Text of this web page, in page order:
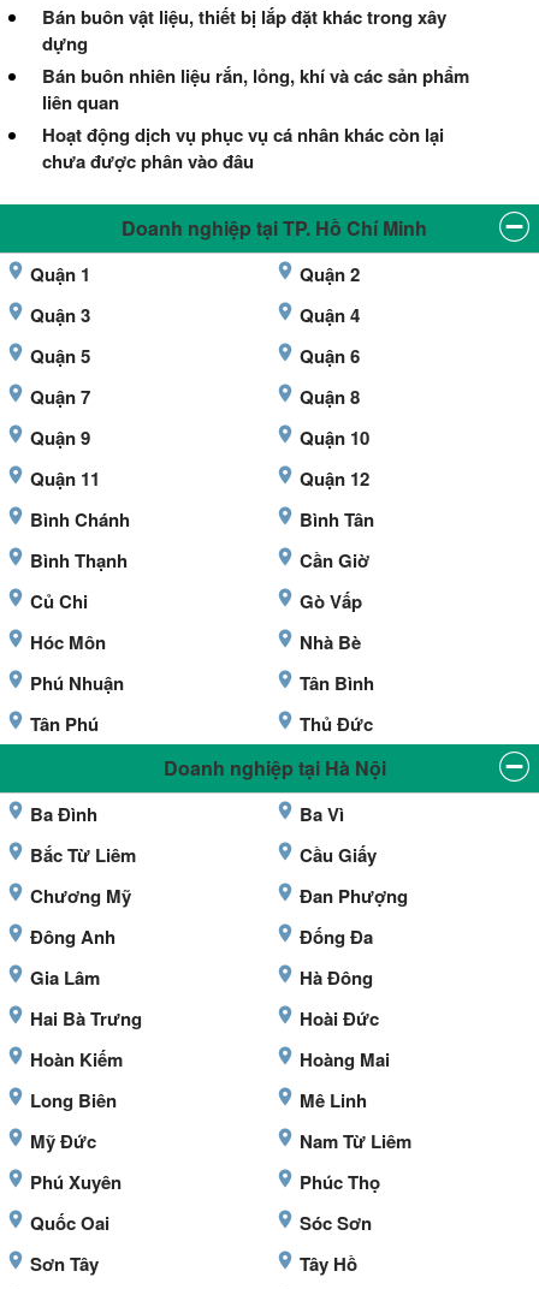
Bán buôn vật liệu, thiết bị lắp đặt khác trong xây
dựng
Bán buôn nhiên liệu rắn, lỏng, khí và các sản phẩm
liên quan
Hoạt động dịch vụ phục vụ cá nhân khác còn lại
chưa được phân vào đâu
Doanh nghiệp tại TP. Hồ Chí Minh
Quận 1
Quận 2
Quận 3
Quận 4
Quận 5
Quận 6
Quận 7
Quận 8
Quận 9
Quận 10
Quận 11
Quận 12
Bình Chánh
Bình Tân
Bình Thạnh
Cần Giờ
Củ Chi
Gò Vấp
Hóc Môn
Nhà Bè
Phú Nhuận
Tân Bình
Tân Phú
Thủ Đức
Doanh nghiệp tại Hà Nội
Ba Đình
Ba Vì
Bắc Từ Liêm
Cầu Giấy
Chương Mỹ
Đan Phượng
Đông Anh
Đống Đa
Gia Lâm
Hà Đông
Hai Bà Trưng
Hoài Đức
Hoàn Kiếm
Hoàng Mai
Long Biên
Mê Linh
Mỹ Đức
Nam Từ Liêm
Phú Xuyên
Phúc Thọ
Quốc Oai
Sóc Sơn
Sơn Tây
Tây Hồ